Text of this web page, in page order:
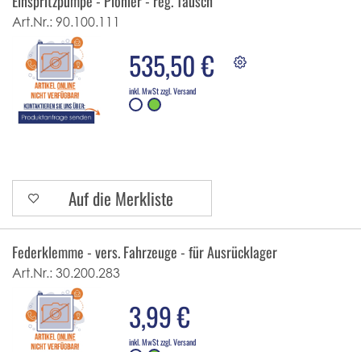
Art.Nr.: 90.100.111
535,50 €
inkl. MwSt zzgl. Versand
Auf die Merkliste
Federklemme - vers. Fahrzeuge - für Ausrücklager
Art.Nr.: 30.200.283
3,99 €
inkl. MwSt zzgl. Versand